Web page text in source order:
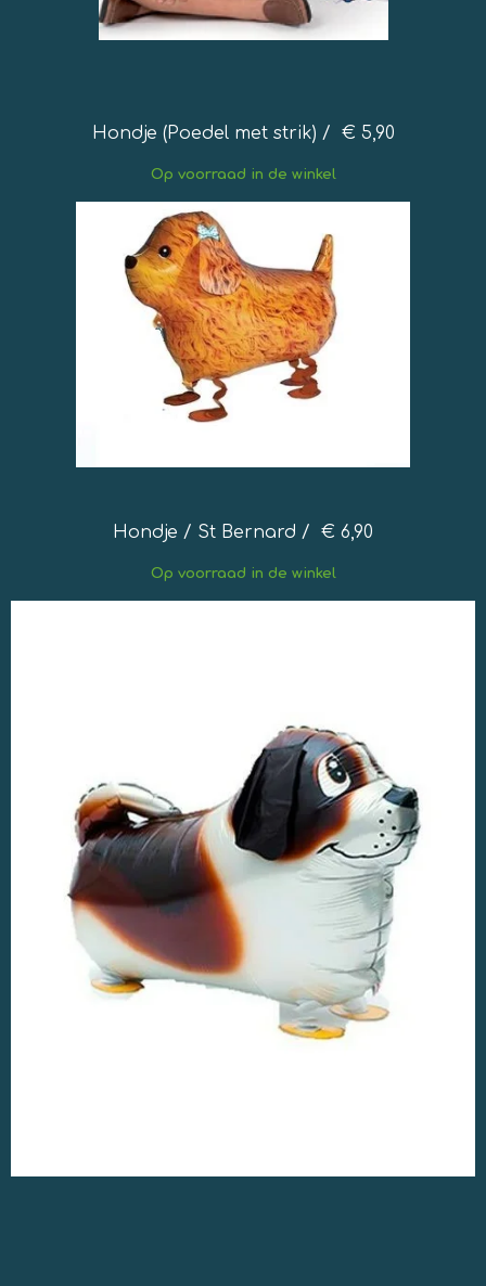
Hondje (Poedel met strik) / € 5,90
Op voorraad in de winkel
Hondje / St Bernard / € 6,90
Op voorraad in de winkel